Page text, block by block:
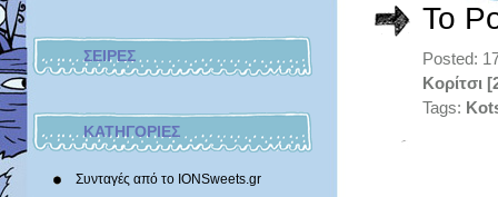
ΣΕΙΡΕΣ
ΚΑΤΗΓΟΡΙΕΣ
Συνταγές από το IONSweets.gr
Το
Posted:
Κορίτσι
Tags: